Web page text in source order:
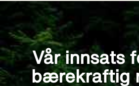
Vår innsats
bærekraftig